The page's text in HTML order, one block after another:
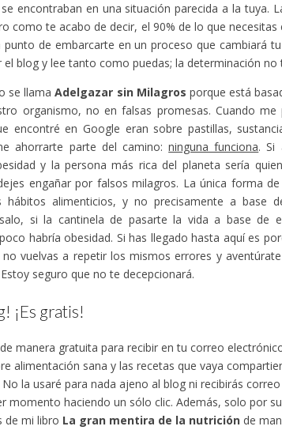
encontraban en una situación parecida a la tuya.
como te acabo de decir, el 90% de lo que necesitas
de embarcarte en un proceso que cambiará
blog y lee tanto como puedas; la determinación no
se llamaAdelgazar sin Milagros porque está
organismo, no en falsas promesas. Cuando me
encontré en Google eran sobre pastillas,
ahorrarte parte del camino:ninguna funciona. Si
y la persona más rica del planeta sería
engañar por falsos milagros. La única forma
hábitos alimenticios, y no precisamente a base
si la cantinela de pasarte la vida a base de
habría obesidad. Si has llegado hasta aquí es
vuelvas a repetir los mismos errores y
seguro que no te decepcionará.
¡Es gratis!
manera gratuita para recibir en tu correo
alimentación sana y las recetas que vaya
la usaré para nada ajeno al blog ni recibirás
momento haciendo un sólo clic. Además, solo por
de mi libro La gran mentira de la nutrición de